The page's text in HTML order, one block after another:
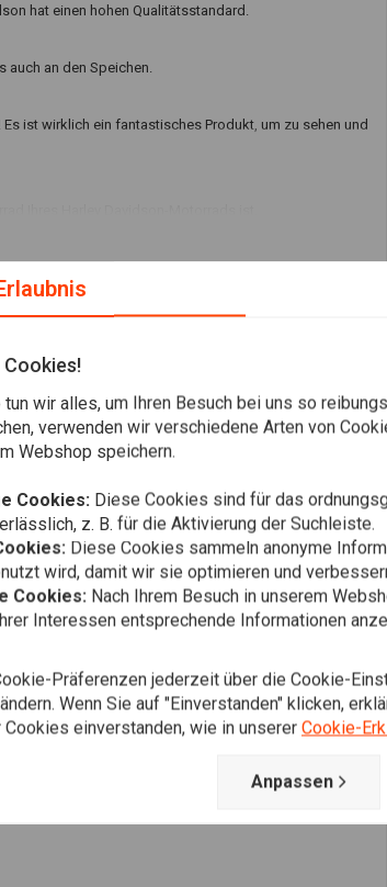
hat einen hohen Qualitätsstandard.
auch an den Speichen.
ist wirklich ein fantastisches Produkt, um zu sehen und
dass dies in den Informationen angegeben ist.
08-10 XL (ABS)(NU)
Fügen Sie Ihre Bewertung hinzu
tun wir alles, um Ihren Besuch bei uns so
verwenden wir verschiedene Arten von
Webshop speichern.
Cookies: Diese Cookies sind für das
z. B. für die Aktivierung der Suchleiste.
Diese Cookies sammeln anonyme
wird, damit wir sie optimieren und
Cookies: Nach Ihrem Besuch in unserem
Interessen entsprechende Informationen
Präferenzen jederzeit über die Cookie-
Wenn Sie auf "Einverstanden" klicken,
Cookies einverstanden, wie in unserer Cookie-
Anpassen